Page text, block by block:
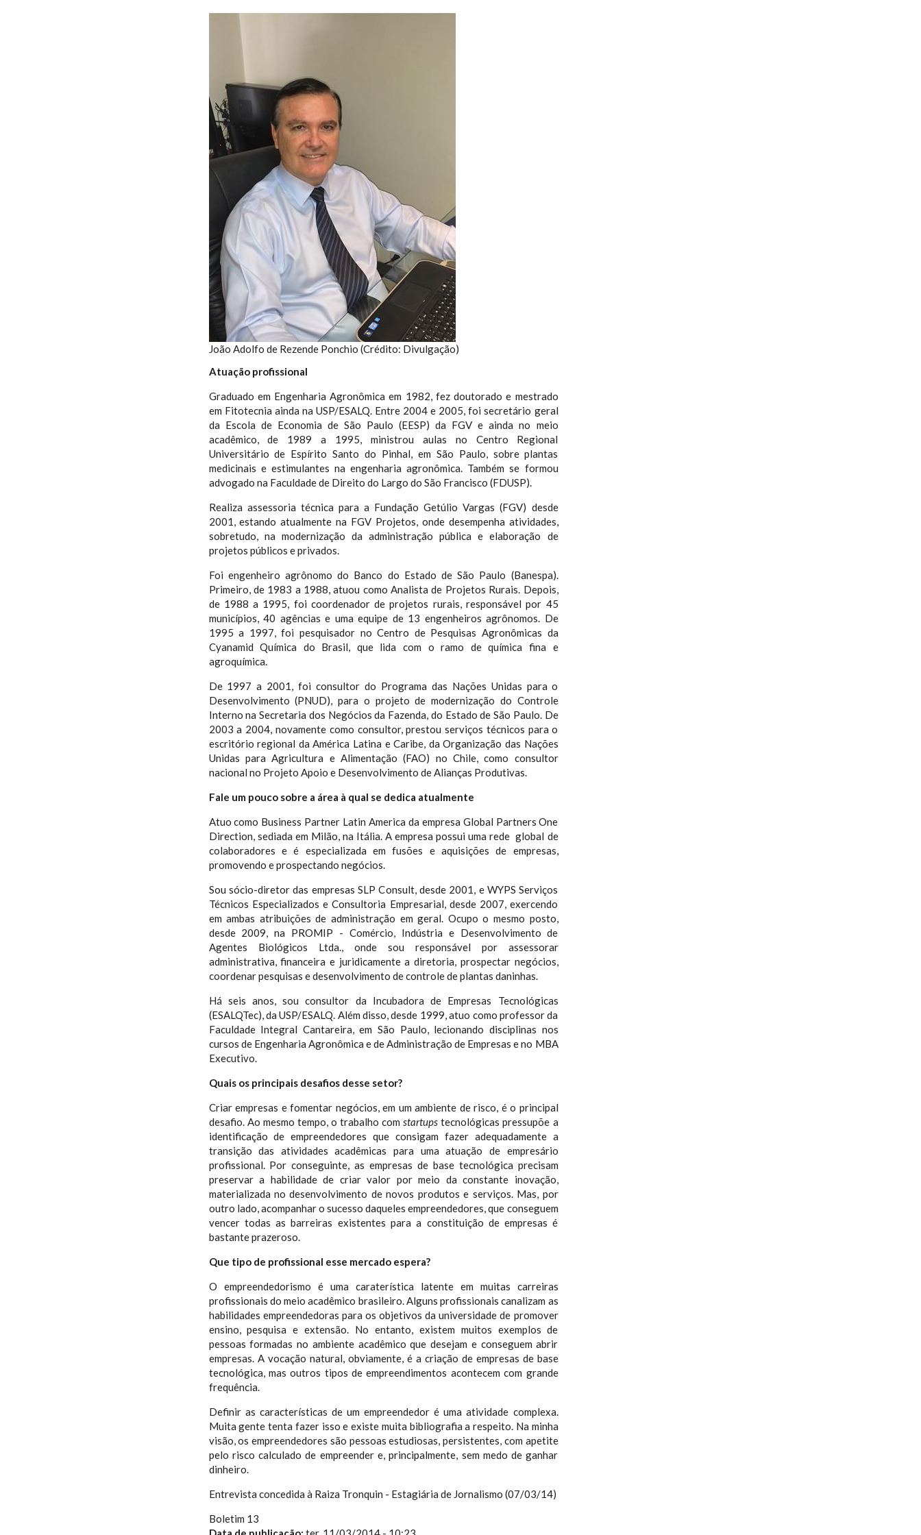
João Adolfo de Rezende Ponchio (Crédito: Divulgação)
Atuação profissional
Graduado em Engenharia Agronômica em 1982, fez doutorado e mestrado
em Fitotecnia ainda na USP/ESALQ. Entre 2004 e 2005, foi secretário geral
da Escola de Economia de São Paulo (EESP) da FGV e ainda no meio
acadêmico, de 1989 a 1995, ministrou aulas no Centro Regional
Universitário de Espírito Santo do Pinhal, em São Paulo, sobre plantas
medicinais e estimulantes na engenharia agronômica. Também se formou
advogado na Faculdade de Direito do Largo do São Francisco (FDUSP).
Realiza assessoria técnica para a Fundação Getúlio Vargas (FGV) desde
2001, estando atualmente na FGV Projetos, onde desempenha atividades,
sobretudo, na modernização da administração pública e elaboração de
projetos públicos e privados.
Foi engenheiro agrônomo do Banco do Estado de São Paulo (Banespa).
Primeiro, de 1983 a 1988, atuou como Analista de Projetos Rurais. Depois,
de 1988 a 1995, foi coordenador de projetos rurais, responsável por 45
municípios, 40 agências e uma equipe de 13 engenheiros agrônomos. De
1995 a 1997, foi pesquisador no Centro de Pesquisas Agronômicas da
Cyanamid Química do Brasil, que lida com o ramo de química fina e
agroquímica.
De 1997 a 2001, foi consultor do Programa das Nações Unidas para o
Desenvolvimento (PNUD), para o projeto de modernização do Controle
Interno na Secretaria dos Negócios da Fazenda, do Estado de São Paulo. De
2003 a 2004, novamente como consultor, prestou serviços técnicos para o
escritório regional da América Latina e Caribe, da Organização das Nações
Unidas para Agricultura e Alimentação (FAO) no Chile, como consultor
nacional no Projeto Apoio e Desenvolvimento de Alianças Produtivas.
Fale um pouco sobre a área à qual se dedica atualmente
Atuo como Business Partner Latin America da empresa Global Partners One
Direction, sediada em Milão, na Itália. A empresa possui uma rede global de
colaboradores e é especializada em fusões e aquisições de empresas,
promovendo e prospectando negócios.
Sou sócio-diretor das empresas SLP Consult, desde 2001, e WYPS Serviços
Técnicos Especializados e Consultoria Empresarial, desde 2007, exercendo
em ambas atribuições de administração em geral. Ocupo o mesmo posto,
desde 2009, na PROMIP - Comércio, Indústria e Desenvolvimento de
Agentes Biológicos Ltda., onde sou responsável por assessorar
administrativa, financeira e juridicamente a diretoria, prospectar negócios,
coordenar pesquisas e desenvolvimento de controle de plantas daninhas.
Há seis anos, sou consultor da Incubadora de Empresas Tecnológicas
(ESALQTec), da USP/ESALQ. Além disso, desde 1999, atuo como professor da
Faculdade Integral Cantareira, em São Paulo, lecionando disciplinas nos
cursos de Engenharia Agronômica e de Administração de Empresas e no MBA
Executivo.
Quais os principais desafios desse setor?
Criar empresas e fomentar negócios, em um ambiente de risco, é o principal
desafio. Ao mesmo tempo, o trabalho comstartups tecnológicas pressupõe a
identificação de empreendedores que consigam fazer adequadamente a
transição das atividades acadêmicas para uma atuação de empresário
profissional. Por conseguinte, as empresas de base tecnológica precisam
preservar a habilidade de criar valor por meio da constante inovação,
materializada no desenvolvimento de novos produtos e serviços. Mas, por
outro lado, acompanhar o sucesso daqueles empreendedores, que conseguem
vencer todas as barreiras existentes para a constituição de empresas é
bastante prazeroso.
Que tipo de profissional esse mercado espera?
O empreendedorismo é uma caraterística latente em muitas carreiras
profissionais do meio acadêmico brasileiro. Alguns profissionais canalizam as
habilidades empreendedoras para os objetivos da universidade de promover
ensino, pesquisa e extensão. No entanto, existem muitos exemplos de
pessoas formadas no ambiente acadêmico que desejam e conseguem abrir
empresas. A vocação natural, obviamente, é a criação de empresas de base
tecnológica, mas outros tipos de empreendimentos acontecem com grande
frequência.
Definir as características de um empreendedor é uma atividade complexa.
Muita gente tenta fazer isso e existe muita bibliografia a respeito. Na minha
visão, os empreendedores são pessoas estudiosas, persistentes, com apetite
pelo risco calculado de empreender e, principalmente, sem medo de ganhar
dinheiro.
Entrevista concedida à Raiza Tronquin - Estagiária de Jornalismo (07/03/14)
Boletim 13